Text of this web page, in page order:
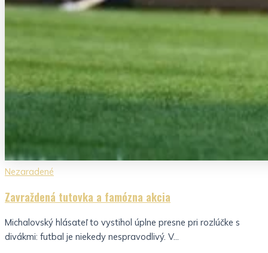
Nezaradené
Zavraždená tutovka a famózna akcia
Michalovský hlásateľ to vystihol úplne presne pri rozlúčke s
divákmi: futbal je niekedy nespravodlivý. V...